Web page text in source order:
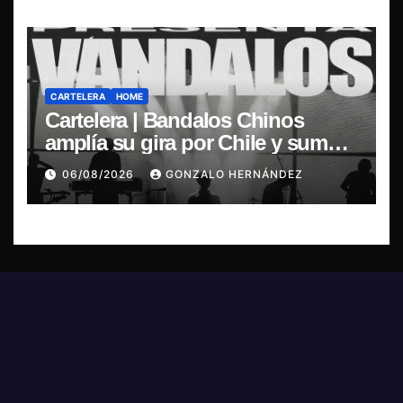
CARTELERA HOME
Cartelera | Bandalos Chinos
amplía su gira por Chile y suma
concierto en Concepción
06/08/2026 GONZALO HERNÁNDEZ